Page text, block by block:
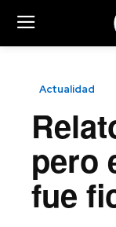
Actualidad
pero
fue